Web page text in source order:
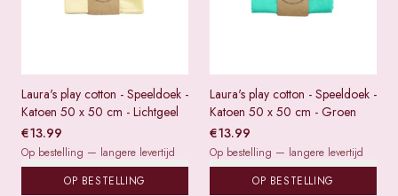
Laura's play cotton - Speeldoek -
Katoen 50 x 50 cm - Lichtgeel
€13.99
Op bestelling — langere levertijd
OP BESTELLING
Laura's play cotton - Speeldoek -
Katoen 50 x 50 cm - Groen
€13.99
Op bestelling — langere levertijd
OP BESTELLING